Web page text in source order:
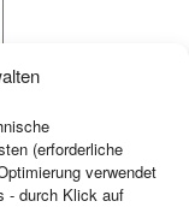
(erforderliche
verwendet
- durch Klick auf